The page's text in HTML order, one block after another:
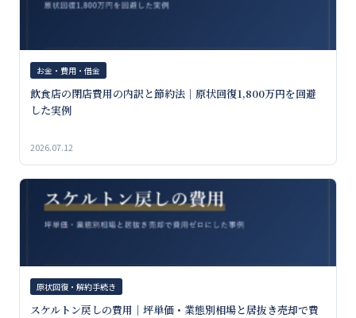
お金・費用・借金
飲食店の閉店費用の内訳と節約法｜原状回復1,800万円を回避
した実例
2026.07.12
原状回復・解約手続き
スケルトン戻しの費用｜坪単価・業態別相場と居抜き売却で費